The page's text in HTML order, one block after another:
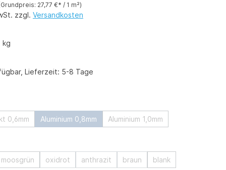
27,77 €* / 1 m²)
zzgl. Versandkosten
kg
Lieferzeit: 5-8 Tage
0,6mm Aluminium 0,8mm Aluminium 1,0mm
moosgrün oxidrot anthrazit braun blank